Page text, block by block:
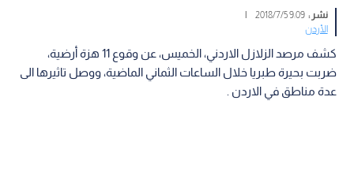
نشر :9:09 2018/7/5
|
الأردن
كشف مرصد الزلازل الاردني، الخميس، عن وقوع 11 هزة أرضية،
ضربت بحيرة طبريا خلال الساعات الثماني الماضية، ووصل تاثيرها الى
عدة مناطق في الاردن .